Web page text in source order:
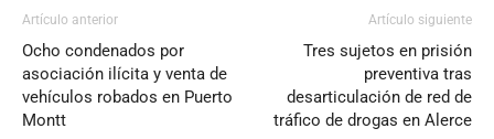
Artículo anterior
Ocho condenados por
asociación ilícita y venta de
vehículos robados en Puerto
Montt
Artículo siguiente
Tres sujetos en prisión
preventiva tras
desarticulación de red de
tráfico de drogas en Alerce